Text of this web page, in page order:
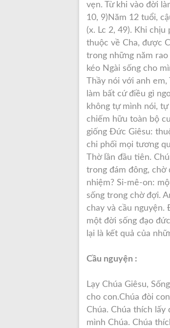
vẹn. Từ khi vào đời
10, 9)Năm 12 tuổi,
(x. Lc 2, 49). Khi
thuộc về Cha, được
trong những năm rao
kéo Ngài sống cho
Thầy nói với anh
làm bất cứ điều gì
không tự mình nói,
chiếm hữu toàn bộ
giống Đức Giêsu:
chi phối mọi tương
Thờ lần đầu tiên.
trong đám đông, chờ
nhiệm? Si-mê-on:
sống trong chờ đợi.
chay và cầu nguyện.
một đời sống đạo
lại là kết quả của
Cầu nguyện :
Lạy Chúa Giêsu,
cho con.Chúa đòi
Chúa. Chúa thích
mình Chúa. Chúa